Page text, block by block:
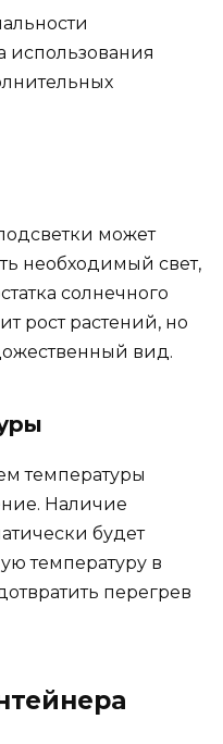
использования
может
необходимый свет,
солнечного
рост растений, но
вид.
температуры
Наличие
будет
температуру в
перегрев